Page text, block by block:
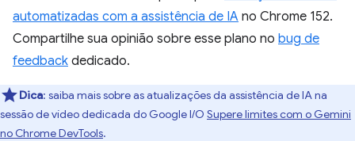
automatizadas com a assistência de IA no Chrome 152.
Compartilhe sua opinião sobre esse plano no bug de
feedback dedicado.
Dica: saiba mais sobre as atualizações da assistência de IA na
sessão de vídeo dedicada do Google I/O Supere limites com o Gemini
no Chrome DevTools.